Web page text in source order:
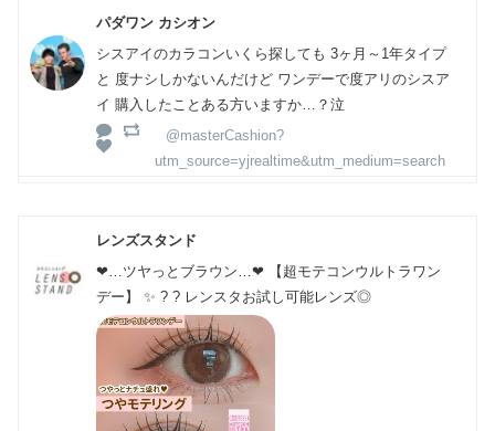
パダワン カシオン
シスアイのカラコンいくら探しても 3ヶ月～1年タイプ
と 度ナシしかないんだけど ワンデーで度アリのシスア
イ 購入したことある方いますか…？泣
@masterCashion?
utm_source=yjrealtime&utm_medium=search
レンズスタンド
❤︎…ツヤっとブラウン…❤︎ 【超モテコンウルトラワン
デー】 ✨ ? ? レンスタお試し可能レンズ◎